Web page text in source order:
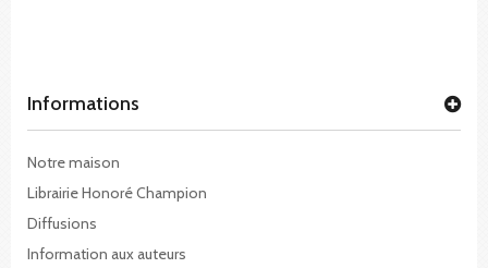
Informations
Notre maison
Librairie Honoré Champion
Diffusions
Information aux auteurs